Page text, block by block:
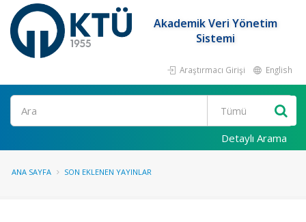
Akademik Veri Yönetim
Sistemi
Araştırmacı Girişi English
Ara
Detaylı Arama
ANA SAYFA SON EKLENEN YAYINLAR